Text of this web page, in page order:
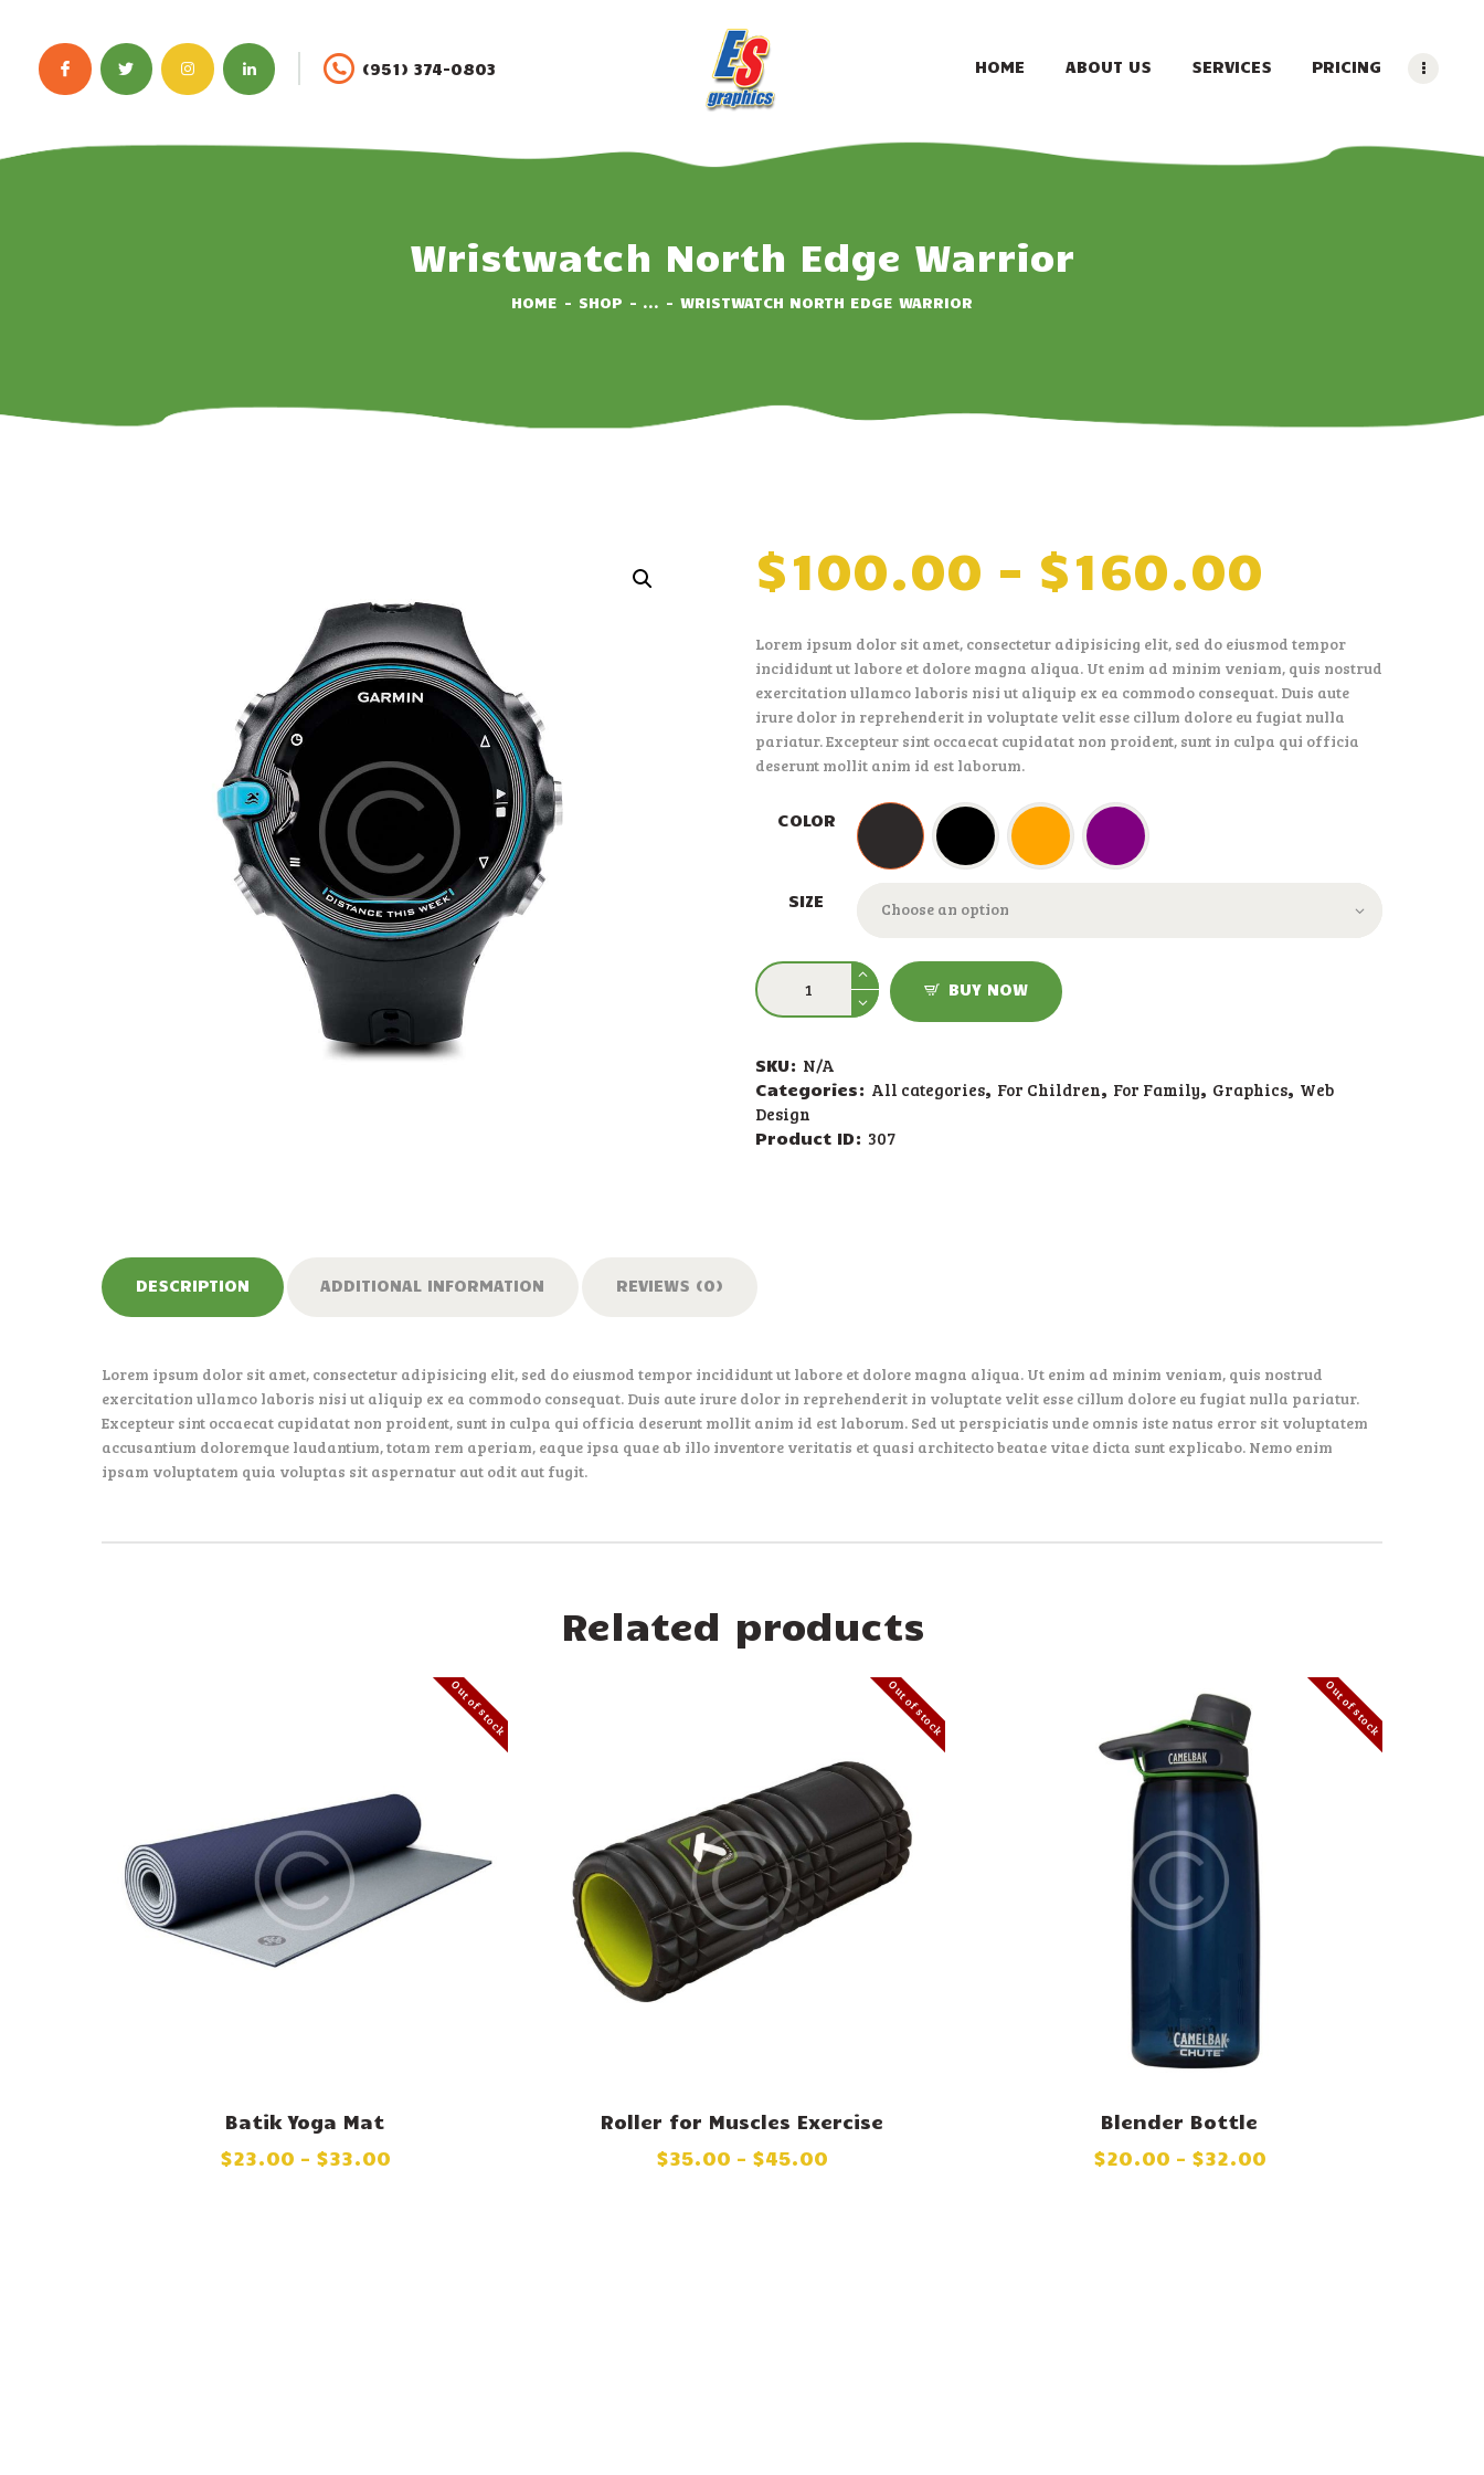
(951) 374-0803 HOME ABOUT US SERVICES PRICING
Wristwatch North Edge Warrior
HOME SHOP ... WRISTWATCH NORTH EDGE WARRIOR
PRICING
$100.00 – $160.00
Lorem ipsum dolor sit amet, consectetur adipisicing elit, sed do eiusmod tempor
incididunt ut labore et dolore magna aliqua. Ut enim ad minim veniam, quis nostrud
exercitation ullamco laboris nisi ut aliquip ex ea commodo consequat. Duis aute
irure dolor in reprehenderit in voluptate velit esse cillum dolore eu fugiat nulla
pariatur. Excepteur sint occaecat cupidatat non proident, sunt in culpa qui officia
deserunt mollit anim id est laborum.
COLOR
SIZE
Wristwatch
North
Edge
quantity
BUY NOW
SKU: N/A
Categories: All categories, For Children, For Family, Graphics, Web
Design
Product ID: 307
DESCRIPTION ADDITIONAL INFORMATION REVIEWS (0)
Lorem ipsum dolor sit amet, consectetur adipisicing elit, sed do eiusmod tempor incididunt ut labore et dolore magna aliqua. Ut enim ad minim veniam, quis nostrud
exercitation ullamco laboris nisi ut aliquip ex ea commodo consequat. Duis aute irure dolor in reprehenderit in voluptate velit esse cillum dolore eu fugiat nulla pariatur.
Excepteur sint occaecat cupidatat non proident, sunt in culpa qui officia deserunt mollit anim id est laborum. Sed ut perspiciatis unde omnis iste natus error sit voluptatem
accusantium doloremque laudantium, totam rem aperiam, eaque ipsa quae ab illo inventore veritatis et quasi architecto beatae vitae dicta sunt explicabo. Nemo enim
ipsam voluptatem quia voluptas sit aspernatur aut odit aut fugit.
Related products
Out of stock
Batik Yoga Mat
$23.00 – $33.00
Out of stock
Roller for Muscles Exercise
$35.00 – $45.00
Out of stock
Blender Bottle
$20.00 – $32.00